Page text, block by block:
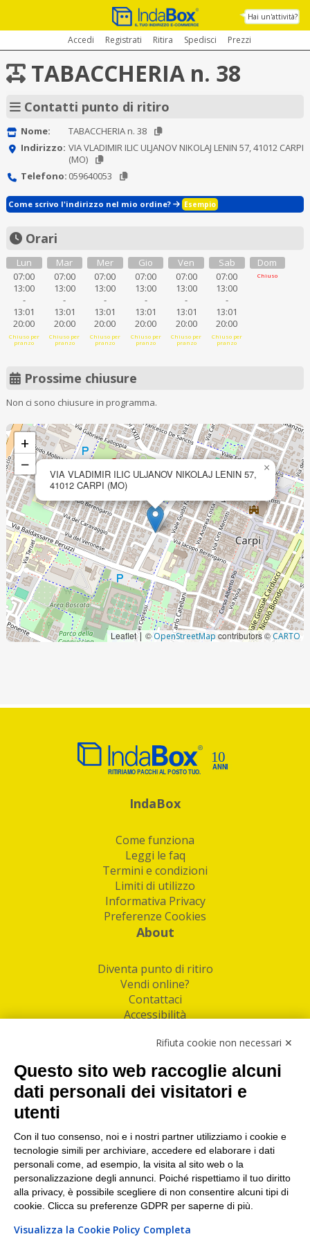
Hai un'attività?
Accedi Registrati Ritira Spedisci Prezzi
TABACCHERIA n. 38
Contatti punto di ritiro
Nome:
TABACCHERIA n. 38
Indirizzo: VIA VLADIMIR ILIC ULJANOV NIKOLAJ LENIN 57, 41012 CARPI
(MO)
Telefono: 059640053
Come scrivo l'indirizzo nel mio ordine? Esempio
Orari
Lun
07:00
13:00
-
13:01
20:00
Chiuso per
pranzo
Mar
07:00
13:00
-
13:01
20:00
Chiuso per
pranzo
Mer
07:00
13:00
-
13:01
20:00
Chiuso per
pranzo
Gio
07:00
13:00
-
13:01
20:00
Chiuso per
pranzo
Ven
07:00
13:00
-
13:01
20:00
Chiuso per
pranzo
Sab
07:00
13:00
-
13:01
20:00
Chiuso per
pranzo
Dom
Chiuso
Prossime chiusure
Non ci sono chiusure in programma.
VIA VLADIMIR ILIC ULJANOV NIKOLAJ LENIN 57,
41012 CARPI (MO)
×
+
−
Leaflet| ©OpenStreetMap contributors © CARTO
IndaBox
Come funziona
Leggi le faq
Termini e condizioni
Limiti di utilizzo
Informativa Privacy
Preferenze Cookies
About
Diventa punto di ritiro
Vendi online?
Contattaci
Accessibilità
Facebook
Linkedin
I nostri punti di ritiro e spedizione pacchi nelle
maggiori città italiane
Torino|Milano|Roma|Bologna|Firenze| Genova
Napoli|Varese
Rifiuta cookie non necessari ✕
Questo sito web raccoglie alcuni
dati personali dei visitatori e
utenti
Con il tuo consenso, noi e i nostri partner utilizziamo i cookie e
tecnologie simili per archiviare, accedere ed elaborare i dati
personali come, ad esempio, la visita al sito web o la
personalizzazione degli annunci. Poiché rispettiamo il tuo diritto
alla privacy, è possibile scegliere di non consentire alcuni tipi di
cookie. Clicca su preferenze GDPR per saperne di più.
Visualizza la Cookie Policy Completa